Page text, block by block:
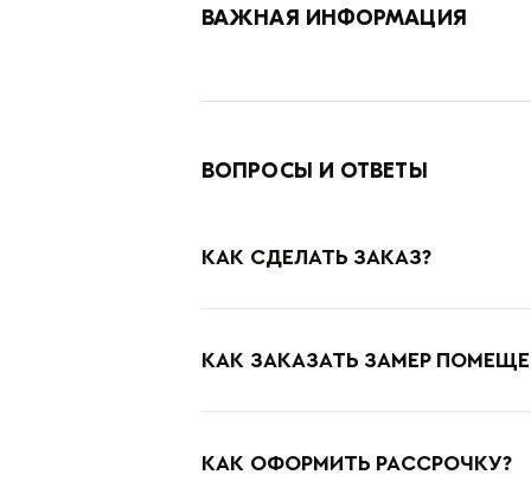
ВАЖНАЯ ИНФОРМАЦИЯ
ВОПРОСЫ И ОТВЕТЫ
КАК СДЕЛАТЬ ЗАКАЗ?
КАК ЗАКАЗАТЬ ЗАМЕР
КАК ОФОРМИТЬ РАССРОЧКУ?